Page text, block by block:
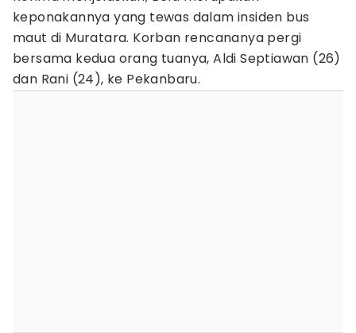
keponakannya yang tewas dalam insiden bus
maut di Muratara. Korban rencananya pergi
bersama kedua orang tuanya, Aldi Septiawan (26)
dan Rani (24), ke Pekanbaru.